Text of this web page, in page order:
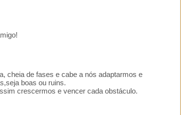
cheia de fases e cabe a nós adaptarmos e
boas ou ruins.
crescermos e vencer cada obstáculo.